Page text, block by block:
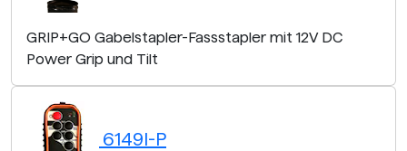
GRIP+GO Gabelstapler-Fassstapler mit 12V DC
Power Grip und Tilt
6149I-P